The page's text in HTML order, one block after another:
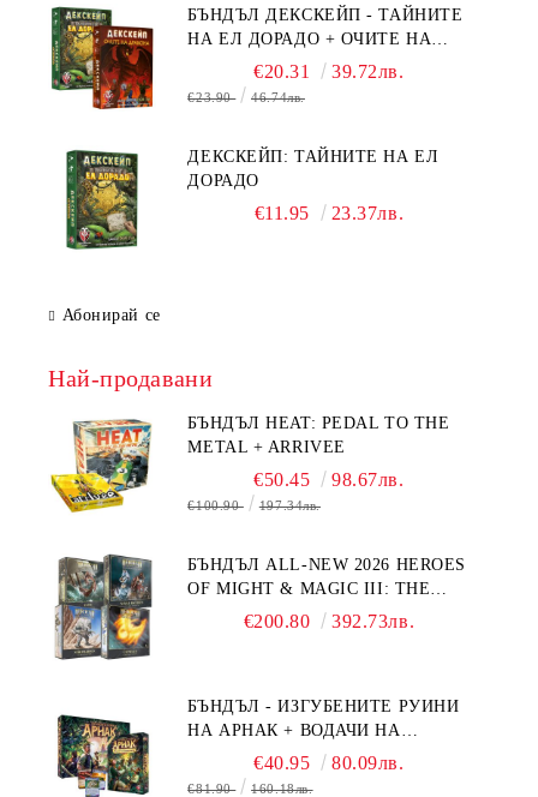
БЪНДЪЛ ДЕКСКЕЙП - ТАЙНИТЕ
НА ЕЛ ДОРАДО + ОЧИТЕ НА
ДРАКОНА€20.31 39.72лв.
€23.90 46.74лв.
ДЕКСКЕЙП: ТАЙНИТЕ НА ЕЛ
ДОРАДО
€11.95 23.37лв.
Абонирай се
Най-продавани
БЪНДЪЛ HEAT: PEDAL TO THE
METAL + ARRIVEE
€50.45 98.67лв.
€100.90 197.34лв.
БЪНДЪЛ ALL-NEW 2026 HEROES
OF MIGHT & MAGIC III: THE
BOARD GAME EXPANSIONS -
€200.80 392.73лв.
БЪНДЪЛ - ИЗГУБЕНИТЕ РУИНИ
НА АРНАК + ВОДАЧИ НА
ЕКСПЕДИЦИИ + ПРОМО КАРТИ
БЕЗПЛАТНО
€40.95 80.09лв.
€81.90 160.18лв.